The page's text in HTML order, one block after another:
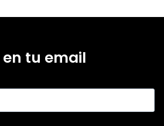
tu email